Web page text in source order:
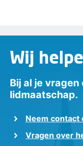
Wij
Bij al je
lidmaatschap.
Neem contact
Vragen over